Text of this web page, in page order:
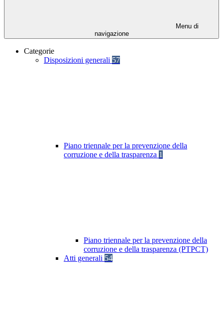
Menu di
navigazione
Categorie
Disposizioni generali 57
Piano triennale per la prevenzione della
corruzione e della trasparenza 1
Piano triennale per la prevenzione della
corruzione e della trasparenza (PTPCT)
Atti generali 54